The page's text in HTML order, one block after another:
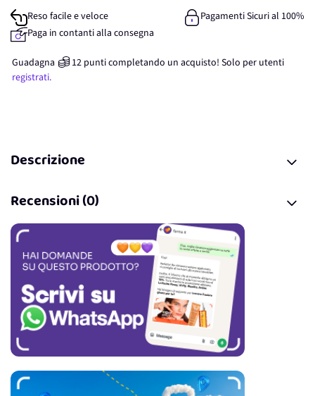
Reso facile e veloce
Pagamenti Sicuri al 100%
Paga in contanti alla consegna
Guadagna 12 punticompletando un acquisto! Solo per utenti
registrati.
Descrizione
Recensioni (0)